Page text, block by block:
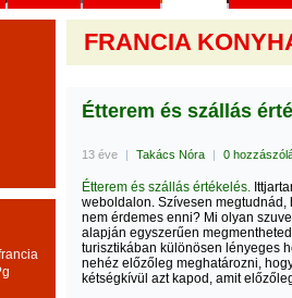
FRANCIA
Étterem és szállás
13 éve | Takács Nóra | 0
Étterem és szállás értékelés.
weboldalon. Szívesen
nem érdemes enni? Mi olyan
alapján egyszerűen
turisztikában különösen lényeges
nehéz előzőleg meghatározni,
kétségkívül azt kapod, amit